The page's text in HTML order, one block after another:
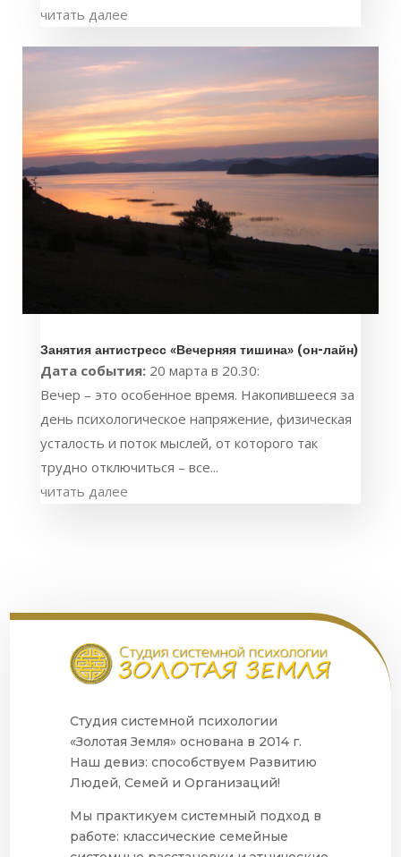
читать далее
Занятия антистресс «Вечерняя тишина» (он-лайн)
Дата события: 20 марта в 20.30:
Вечер – это особенное время. Накопившееся за
день психологическое напряжение, физическая
усталость и поток мыслей, от которого так
трудно отключиться – все...
читать далее
Студия системной психологии
«Золотая Земля» основана в 2014 г.
Наш девиз: способствуем Развитию
Людей, Семей и Организаций!
Мы практикуем системный подход в
работе: классические семейные